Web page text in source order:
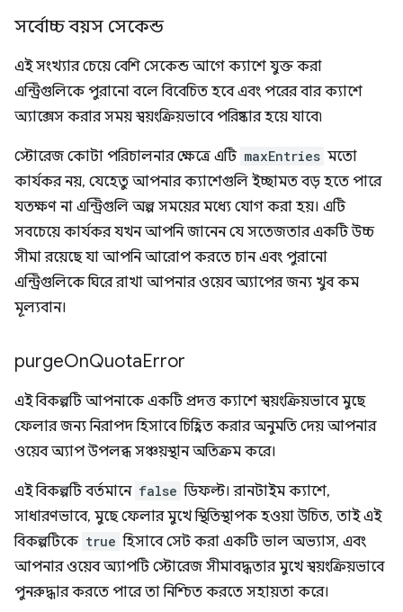
সর্বোচ্চ বয়স সেকেন্ড
এই সংখ্যার চেয়ে বেশি সেকেন্ড আগে ক্যাশে যুক্ত করা
এন্ট্রিগুলিকে পুরানো বলে বিবেচিত হবে এবং পরের বার ক্যাশে
অ্যাক্সেস করার সময় স্বয়ংক্রিয়ভাবে পরিষ্কার হয়ে যাবে৷
স্টোরেজ কোটা পরিচালনার ক্ষেত্রে এটি maxEntries মতো
কার্যকর নয়, যেহেতু আপনার ক্যাশেগুলি ইচ্ছামত বড় হতে পারে
যতক্ষণ না এন্ট্রিগুলি অল্প সময়ের মধ্যে যোগ করা হয়। এটি
সবচেয়ে কার্যকর যখন আপনি জানেন যে সতেজতার একটি উচ্চ
সীমা রয়েছে যা আপনি আরোপ করতে চান এবং পুরানো
এন্ট্রিগুলিকে ঘিরে রাখা আপনার ওয়েব অ্যাপের জন্য খুব কম
মূল্যবান।
purgeOnQuotaError
এই বিকল্পটি আপনাকে একটি প্রদত্ত ক্যাশে স্বয়ংক্রিয়ভাবে মুছে
ফেলার জন্য নিরাপদ হিসাবে চিহ্নিত করার অনুমতি দেয় আপনার
ওয়েব অ্যাপ উপলব্ধ সঞ্চয়স্থান অতিক্রম করে।
এই বিকল্পটি বর্তমানে false ডিফল্ট। রানটাইম ক্যাশে,
সাধারণভাবে, মুছে ফেলার মুখে স্থিতিস্থাপক হওয়া উচিত, তাই এই
বিকল্পটিকে true হিসাবে সেট করা একটি ভাল অভ্যাস, এবং
আপনার ওয়েব অ্যাপটি স্টোরেজ সীমাবদ্ধতার মুখে স্বয়ংক্রিয়ভাবে
পুনরুদ্ধার করতে পারে তা নিশ্চিত করতে সহায়তা করে।